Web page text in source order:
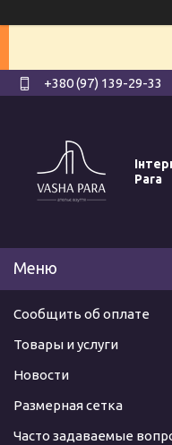
+380 (97) 139-29-33
Para
Сообщить об оплате
Товары и услуги
Новости
Размерная сетка
Часто задаваемые